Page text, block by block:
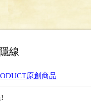
線
原創商品